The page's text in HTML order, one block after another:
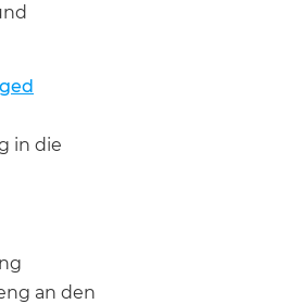
in die
an den